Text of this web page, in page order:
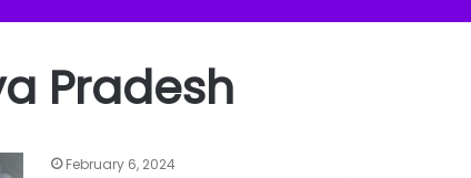
Pradesh
February 6, 2024